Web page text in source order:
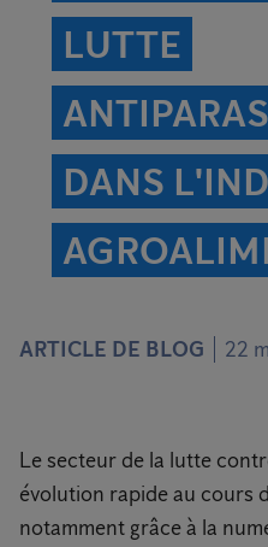
LUTTE
DANS
ARTICLE DE BLOG 22
Le secteur de la lutte
évolution rapide au cours
notamment grâce à la